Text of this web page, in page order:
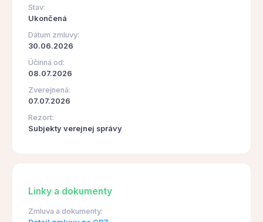
Stav:
Ukončená
Dátum zmluvy:
30.06.2026
Účinná od:
08.07.2026
Zverejnená:
07.07.2026
Rezort:
Subjekty verejnej správy
Linky a dokumenty
Zmluva a dokumenty: